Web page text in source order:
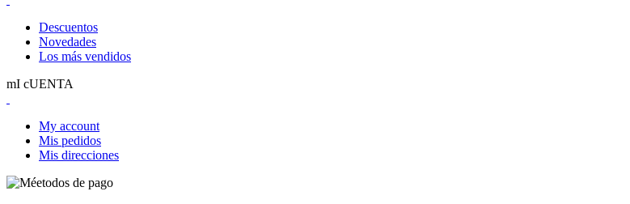
Descuentos
Novedades
Los más vendidos
mI cUENTA
My account
Mis pedidos
Mis direcciones